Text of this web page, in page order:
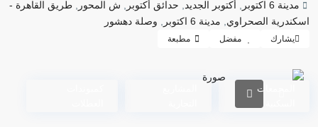
مدينة 6 اكتوبر أكتوبر الجديد حدائق أكتوبر ش المحور
طريق القاهرة -
اسكندرية الصحراوي
مدينة 6 اكتوبر وصلة دهشور
يشارك مفضل مطبعة
المجمعات